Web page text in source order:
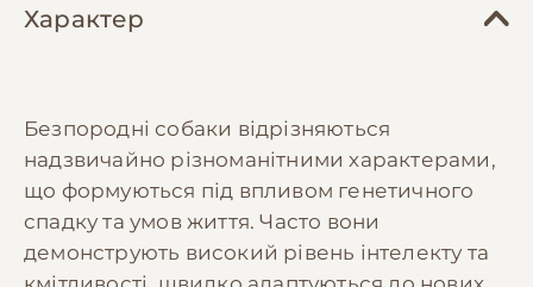
Характер
Безпородні собаки відрізняються
надзвичайно різноманітними характерами,
що формуються під впливом генетичного
спадку та умов життя. Часто вони
демонструють високий рівень інтелекту та